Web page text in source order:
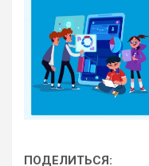
ПОДЕЛИТЬСЯ: